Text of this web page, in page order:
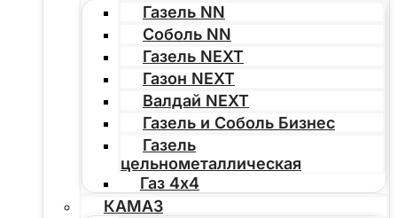
Газель NN
Соболь NN
Газель NEXT
Газон NEXT
Валдай NEXT
Газель и Соболь Бизнес
Газель
цельнометаллическая
Газ 4х4
КАМАЗ